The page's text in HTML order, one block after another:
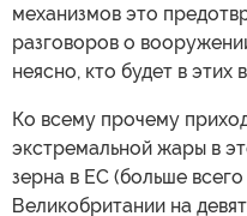
механизмов это
разговоров о
неясно, кто будет в этих
Ко всему прочему
экстремальной жары в
зерна в ЕС (больше
Великобритании на